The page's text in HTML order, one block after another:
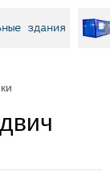
здания